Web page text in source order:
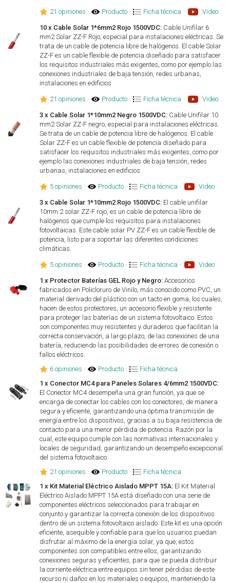
21 opiniones · Producto · Ficha técnica · Video
10 x Cable Solar 1*6mm2 Rojo 1500VDC: Cable Unifilar 6
mm2 Solar ZZ-F Rojo, especial para instalaciones eléctricas. Se
trata de un cable de potencia libre de halógenos. El cable Solar
ZZ-F es un cable flexible de potencia diseñado para satisfacer
los requisitos industriales más exigentes, como por ejemplo las
conexiones industriales de baja tensión, redes urbanas,
instalaciones en edificios
21 opiniones · Producto · Ficha técnica · Video
3 x Cable Solar 1*10mm2 Negro 1500VDC: Cable Unifilar 10
mm2 Solar ZZ-F negro, especial para instalaciones eléctricas.
Se trata de un cable de potencia libre de halógenos. El cable
Solar ZZ-F es un cable flexible de potencia diseñado para
satisfacer los requisitos industriales más exigentes, como por
ejemplo las conexiones industriales de baja tensión, redes
urbanas, instalaciones en edificios
5 opiniones · Producto · Ficha técnica · Video
3 x Cable Solar 1*10mm2 Rojo 1500VDC: El cable unifilar
10mm 2 solar ZZ-F rojo, es un cable de potencia libre de
halógenos que cumple los requisitos para instalaciones
fotovoltaicas. Este cable solar PV ZZ-F es un cable flexible de
potencia, listo para soportar las diferentes condiciones
climáticas.
5 opiniones · Producto · Ficha técnica · Video
1 x Protector Baterías GEL Rojo y Negro: Accesorios
fabricados en Policloruro de Vinilo, más conocido como PVC, un
material derivado del plástico con un tacto en goma, los cuales,
hacen de estos protectores, un accesorio flexible y resistente
para proteger las baterías de un sistema fotovoltaico. Estos
son componentes muy resistentes y duraderos que facilitan la
correcta conservación, a largo plazo, de las conexiones de una
batería, reduciendo las posibilidades de errores de conexión o
fallos eléctricos.
6 opiniones · Producto ·
Ficha técnica
1 x Conector MC4 para Paneles Solares 4/6mm2 1500VDC:
El Conector MC4 desempeña una gran función, ya que se
encarga de conectar los cables con los conectores, de manera
segura y eficiente, garantizando una óptima transmisión de
energía entre los dispositivos, gracias a su baja resistencia de
contacto para una menor pérdida de potencia. Razón por la
cual, este equipo cumple con las normativas internacionales y
locales de seguridad, garantizando un desempeño excepcional
del sistema fotovoltaico.
21 opiniones · Producto ·
Ficha técnica
1 x Kit Material Eléctrico Aislado MPPT 15A: El Kit Material
Eléctrico Aislado MPPT 15A está diseñado con una serie de
componentes eléctricos seleccionados para trabajar en
conjunto y garantizar la correcta conexión de los dispositivos
dentro de un sistema fotovoltaico aislado. Este kit es una opción
eficiente, asequible y confiable para que los usuarios puedan
disfrutar al máximo de la energía solar, ya que, estos
componentes son compatibles entre ellos, garantizando
conexiones seguras y eficientes, para que se pueda distribuir
la corriente eléctrica entre equipos sin tener pérdidas de este
recurso ni daños en los materiales o equipos, manteniendo la